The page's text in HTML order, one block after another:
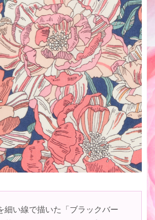
細い線で描いた「ブラックバー